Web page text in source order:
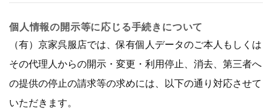
個人情報の開示等に応じる手続きについて
（有）京家呉服店では、保有個人データのご本人もしくは
その代理人からの開示・変更・利用停止、消去、第三者へ
の提供の停止の請求等の求めには、以下の通り対応させて
いただきます。